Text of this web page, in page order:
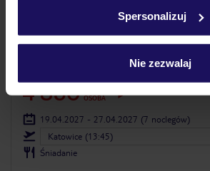
Spersonalizuj
Nie zezwalaj
Hilton Cabo Verde Sal Resort
WYSPY ZIELONEGO PRZYLĄDKA WYSPA SAL
4 850 OSOBA
19.04.2027 - 27.04.2027 (7 noclegów)
Katowice (13:45)
Śniadanie